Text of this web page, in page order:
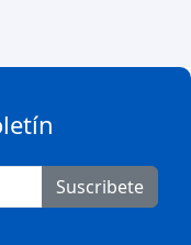
Suscribete